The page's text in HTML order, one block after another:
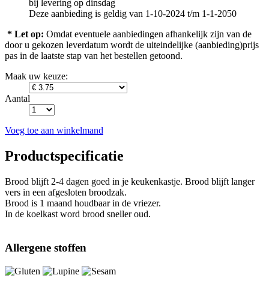
bij levering op dinsdag
Deze aanbieding is geldig van 1-10-2024 t/m 1-1-2050
* Let op: Omdat eventuele aanbiedingen afhankelijk zijn van de
door u gekozen leverdatum wordt de uiteindelijke (aanbieding)prijs
pas in de laatste stap van het bestellen getoond.
Maak uw keuze:
Aantal
Voeg toe aan winkelmand
Productspecificatie
Brood blijft 2-4 dagen goed in je keukenkastje. Brood blijft langer
vers in een afgesloten broodzak.
Brood is 1 maand houdbaar in de vriezer.
In de koelkast word brood sneller oud.
Allergene stoffen